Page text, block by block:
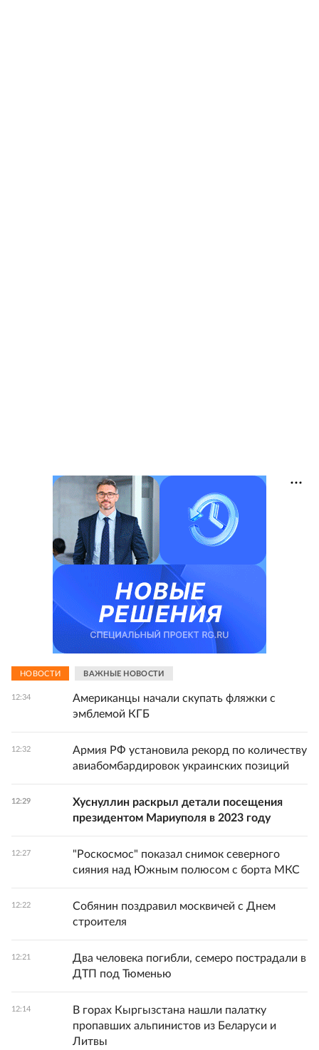
НОВОСТИ ВАЖНЫЕ НОВОСТИ
12:34
Американцы начали скупать фляжки с
эмблемой КГБ
12:32
Армия РФ установила рекорд по количеству
авиабомбардировок украинских позиций
12:29
Хуснуллин раскрыл детали посещения
президентом Мариуполя в 2023 году
12:27
"Роскосмос" показал снимок северного
сияния над Южным полюсом с борта МКС
12:22
Собянин поздравил москвичей с Днем
строителя
12:21
Два человека погибли, семеро пострадали в
ДТП под Тюменью
12:14
В горах Кыргызстана нашли палатку
пропавших альпинистов из Беларуси и
Литвы